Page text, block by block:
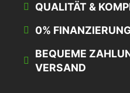
QUALITÄT &
0%
BEQUEME
VERSAND